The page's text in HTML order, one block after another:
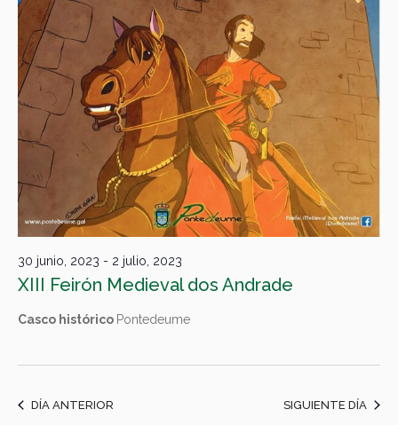
XIII Feirón Medieval dos Andrade
30 junio, 2023 - 2 julio, 2023
Casco histórico Pontedeume
DÍA ANTERIOR SIGUIENTE DÍA